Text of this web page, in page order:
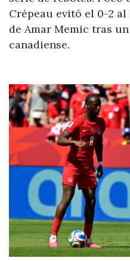
Crépeau evitó el 0-2
de Amar Memic tras
canadiense.